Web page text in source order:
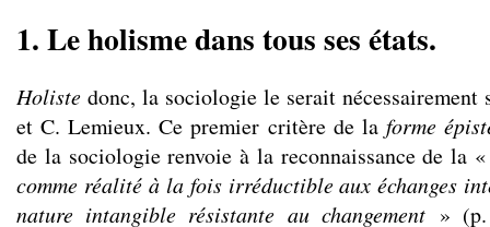
1. Le holisme dans tous ses états.
Holiste donc, la sociologie le serait
et C. Lemieux. Ce premier critère de la forme
de la sociologie renvoie à la reconnaissance de la
comme réalité à la fois irréductible aux échanges
nature intangible résistante au changement» (p.